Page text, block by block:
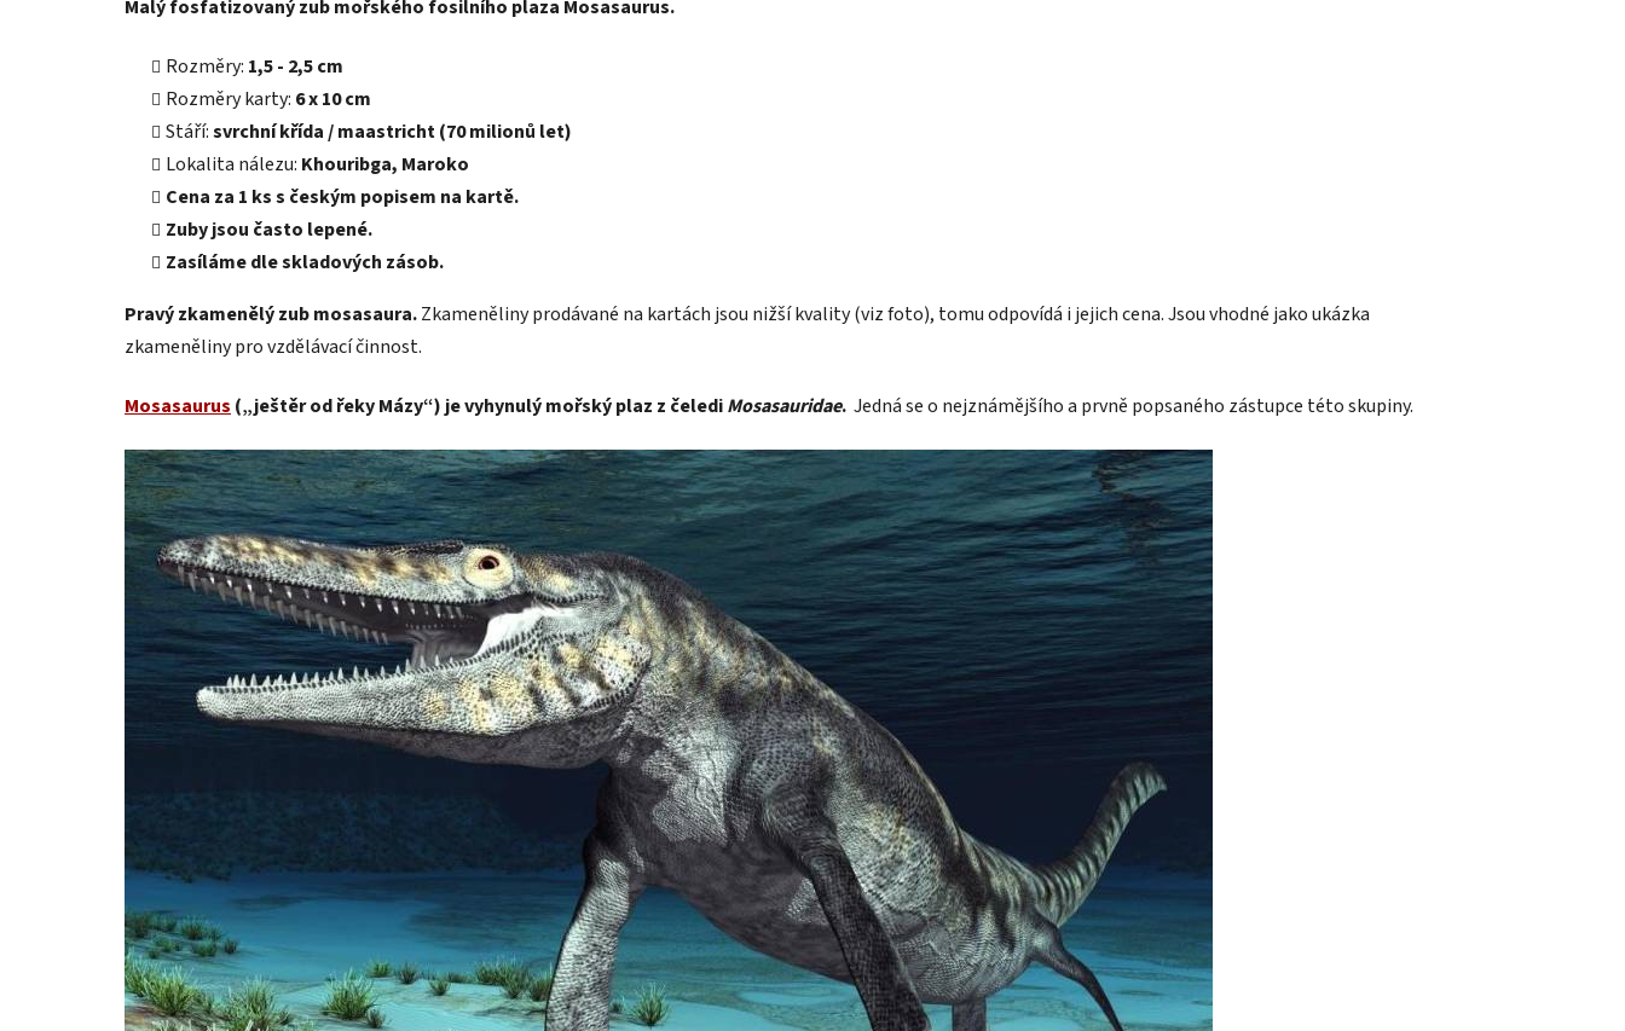
Malý fosfatizovaný zub mořského fosilního plaza Mosasaurus.
Rozměry: 1,5 - 2,5 cm
Rozměry karty: 6 x 10 cm
Stáří:svrchní křída / maastricht(70 milionů let)
Lokalita nálezu: Khouribga, Maroko
Cena za 1 ks s českým popisem na kartě.
Zuby jsou často lepené.
Zasíláme dle skladových zásob.
Pravý zkamenělý zub mosasaura.Zkameněliny prodávané na kartách jsou nižší kvality (viz foto), tomu odpovídá i jejich cena. Jsou vhodné jako ukázka
zkameněliny pro vzdělávací činnost.
Mosasaurus („ještěr od řeky Mázy“) je vyhynulý mořský plaz z čelediMosasauridae. Jedná se o nejznámějšího a prvně popsaného zástupce této skupiny.